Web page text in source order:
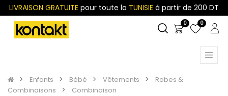
LIVRAISON GRATUITE pour toute la TUNISIE à partir de 200 DT
0 0
Enfants Bébé Vêtements
Robes &
Combinaisons
Combinaison